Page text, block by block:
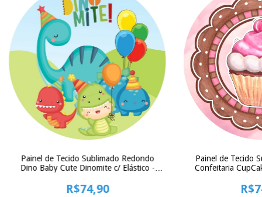
Painel de Tecido Sublimado Redondo
Dino Baby Cute Dinomite c/ Elástico -
R$74,90
Painel de Tecido
Confeitaria